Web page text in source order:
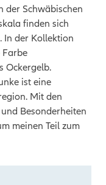
der Schwäbischen
finden sich
In der Kollektion
Farbe
Ockergelb.
ist eine
Mit den
Besonderheiten
meinen Teil zum